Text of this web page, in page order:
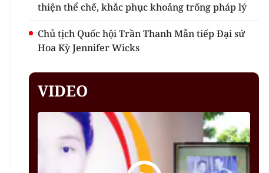
thiện thể chế, khắc phục khoảng trống pháp lý
Chủ tịch Quốc hội Trần Thanh Mẫn tiếp Đại sứ
Hoa Kỳ Jennifer Wicks
VIDEO